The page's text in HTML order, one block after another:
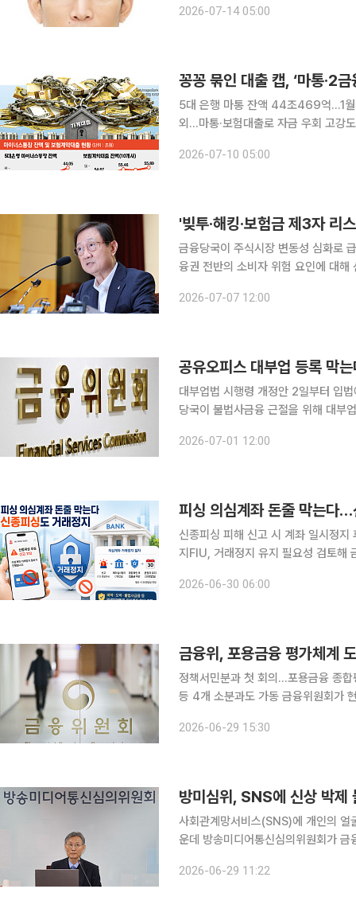
되고 있다. 은행권 대출 문턱이 높아
2026-07-14 05:00
5대 은행 마통 잔액 44조469억…1월
외…마통·보험대출로 자금 우회 고강도 가계대출 규제로 주택담보대출과 신용대출 문턱이 잇따라
르게 이동하고 있다. 증시 변동성에
2026-07-10 05:00
'빚투·해킹·보험금 제3자 리
금융당국이 주식시장 변동성 심화로
융권 전반의 소비자 위험 요인에 대
금융감독원은 전날 이찬진 원장 주재
2026-07-07 12:00
공유오피스 대부업 등록 막
대부업법 시행령 개정안 2일부터 입법
당국이 불법사금융 근절을 위해 대부
차단한다. 금융위원회는 이 같
2026-07-01 12:00
피싱 의심계좌 돈줄 막는다
신종피싱 피해 신고 시 계좌 일시정
지FIU, 거래정지 유지 필요성 검토해 금융회사에 회신 금융당국이
2026-06-30 06:00
금융위, 포용금융 평가체계
정책서민분과 첫 회의…포용금융 종
등 4개 소분과도 가동 금융위원회가 현장 전문가들과 함께 정책서민금융 제도 개편 논의에 착수했
금융위원회는 이날 정부서울청사에
2026-06-29 15:30
방미심위, SNS에 신상 박제
사회관계망서비스(SNS)에 개인의 얼
운데 방송미디어통신심의위원회가
하는 내용의 불법 추심 정보 143건에
2026-06-29 11:22